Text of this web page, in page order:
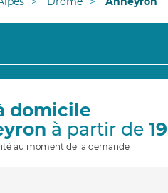
domicile
à partir de
au moment de la demande